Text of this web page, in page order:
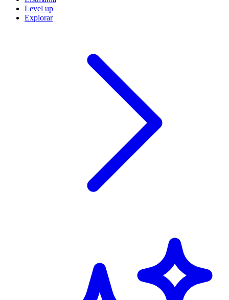
Level up
Explorar